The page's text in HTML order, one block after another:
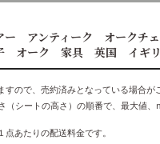
ー アンティーク オークチ
オーク 家具 英国 イギ
ので、売約済みとなっている場合が
（シートの高さ）の順番で、最大値
あたりの配送料金です。